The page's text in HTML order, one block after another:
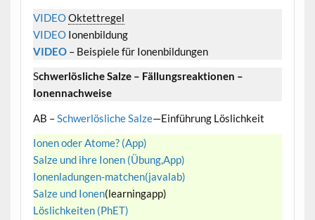
VIDEOOktettregel
VIDEOIonenbildung
VIDEO– Beispiele für Ionenbildungen
Schwerlösliche Salze – Fällungsreaktionen –
Ionennachweise
AB –Schwerlösliche Salze—Einführung Löslichkeit
Ionen oder Atome? (App)
Salze und ihre Ionen (Übung,App)
Ionenladungen-matchen(javalab)
Salze und Ionen(learningapp)
Löslichkeiten (PhET)